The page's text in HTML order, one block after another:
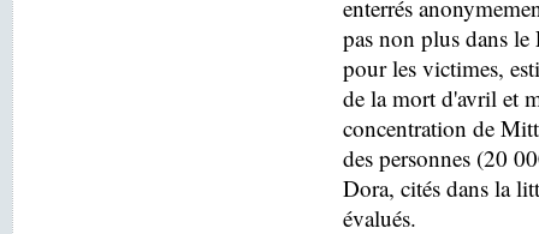
enterrés
pas non plus dans
pour les victimes,
de la mort d'avril et
concentration de
des personnes (20
Dora, cités dans la
évalués.